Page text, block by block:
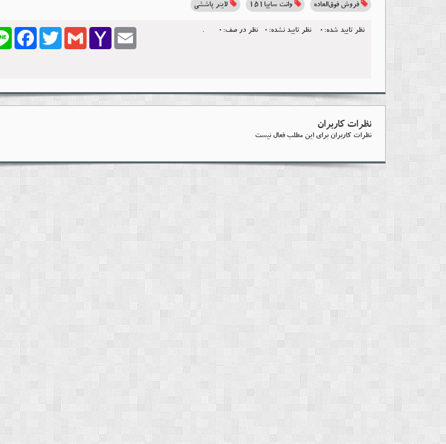
فروش فوق‌العاده
وانت سایپا۱۵۱ لاینر پاششی
نظر تایید شده:0 نظر تایید نشده:0 نظر در صف:0 .
Facebook Twitter Gmail
Yahoo
Email
نظرات کاربران
نظرات کاربران برای این مطلب فعال نیست